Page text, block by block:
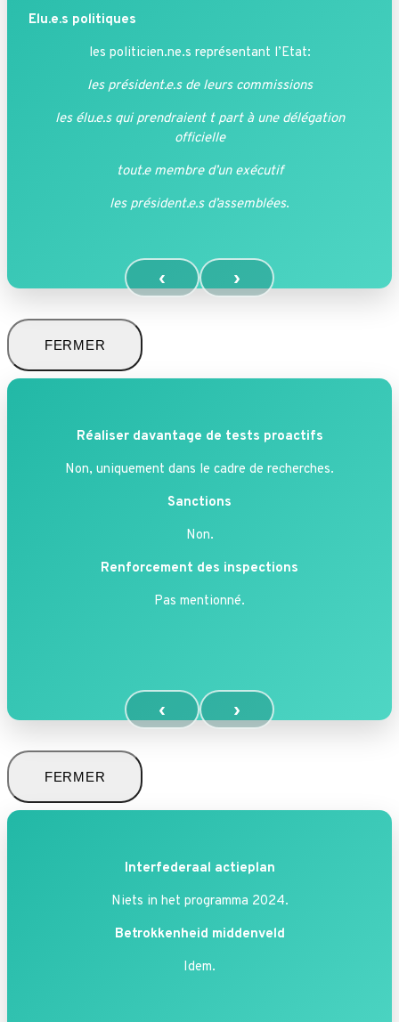
Elu.e.s politiques
les politicien.ne.s représentant l’Etat:
les président.e.s de leurs commissions
les élu.e.s qui prendraient t part à une délégation
officielle
tout.e membre d’un exécutif
les président.e.s d’assemblées.
‹ ›
FERMER
Réaliser davantage de tests proactifs
Non, uniquement dans le cadre de recherches.
Sanctions
Non.
Renforcement des inspections
Pas mentionné.
‹ ›
FERMER
Interfederaal actieplan
Niets in het programma 2024.
Betrokkenheid middenveld
Idem.